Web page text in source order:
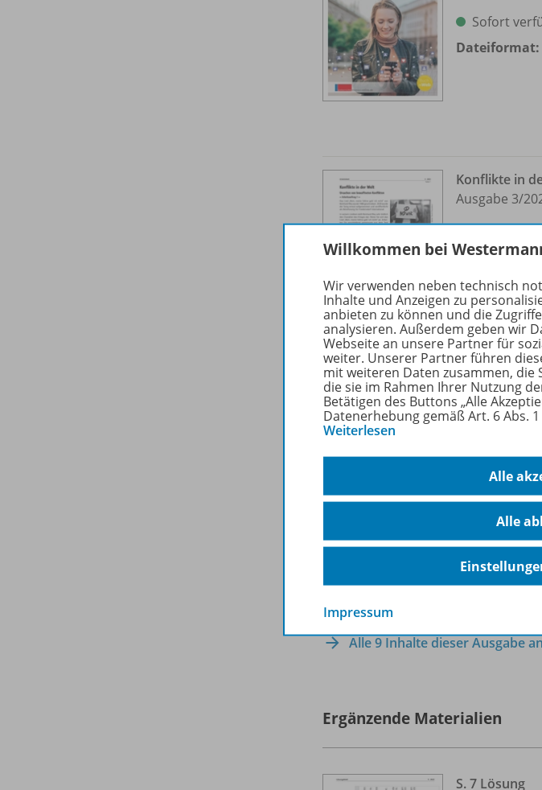
Sofort
Dateiformat:
Konflikte in
Ausgabe 3/
Politik und
Sofort
Dateiformat:
Alle 9 Inhalte dieser Ausgabe
Ergänzende Materialien
S. 7 Lösung
Willkommen bei
Wir verwenden neben technisch
Inhalte und Anzeigen zu
anbieten zu können und die
analysieren. Außerdem geben wir
Webseite an unsere Partner für
weiter. Unserer Partner führen
mit weiteren Daten zusammen,
die sie im Rahmen Ihrer Nutzung
Betätigen des Buttons „Alle
Datenerhebung gemäß Art. 6 Abs. 1
Weiterlesen
Alle
Alle
Impressum